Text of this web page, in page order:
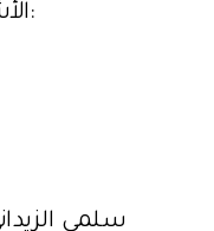
الأشكال وتدرج الألوان فأنشدت:
سلمى